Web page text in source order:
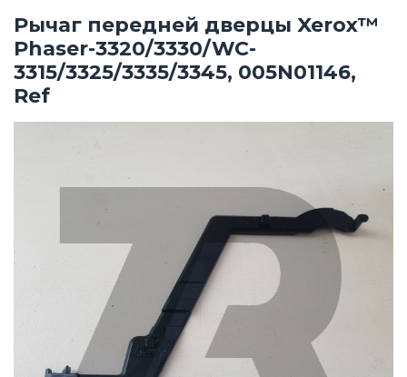
Рычаг передней дверцы Xerox™
Phaser-3320/3330/WC-
3315/3325/3335/3345, 005N01146,
Ref